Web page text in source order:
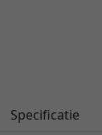
Specificatie